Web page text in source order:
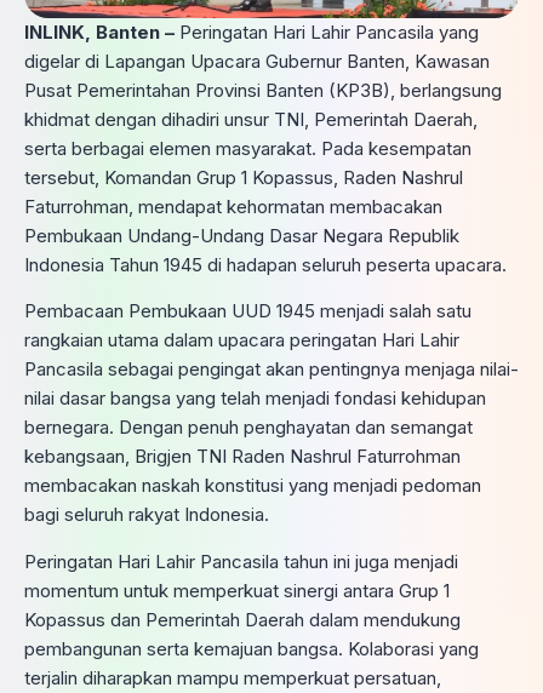
INLINK, Banten – Peringatan Hari Lahir Pancasila yang
digelar di Lapangan Upacara Gubernur Banten, Kawasan
Pusat Pemerintahan Provinsi Banten (KP3B), berlangsung
khidmat dengan dihadiri unsur TNI, Pemerintah Daerah,
serta berbagai elemen masyarakat. Pada kesempatan
tersebut, Komandan Grup 1 Kopassus, Raden Nashrul
Faturrohman, mendapat kehormatan membacakan
Pembukaan Undang-Undang Dasar Negara Republik
Indonesia Tahun 1945 di hadapan seluruh peserta upacara.
Pembacaan Pembukaan UUD 1945 menjadi salah satu
rangkaian utama dalam upacara peringatan Hari Lahir
Pancasila sebagai pengingat akan pentingnya menjaga nilai-
nilai dasar bangsa yang telah menjadi fondasi kehidupan
bernegara. Dengan penuh penghayatan dan semangat
kebangsaan, Brigjen TNI Raden Nashrul Faturrohman
membacakan naskah konstitusi yang menjadi pedoman
bagi seluruh rakyat Indonesia.
Peringatan Hari Lahir Pancasila tahun ini juga menjadi
momentum untuk memperkuat sinergi antara Grup 1
Kopassus dan Pemerintah Daerah dalam mendukung
pembangunan serta kemajuan bangsa. Kolaborasi yang
terjalin diharapkan mampu memperkuat persatuan,